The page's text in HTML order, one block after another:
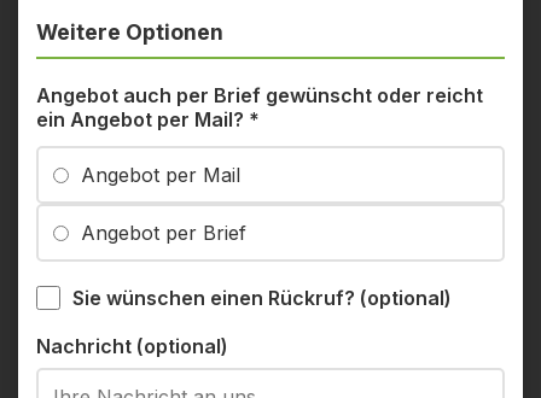
Weitere Optionen
Angebot auch per Brief gewünscht oder reicht
ein Angebot per Mail? *
Angebot per Mail
Angebot per Brief
Sie wünschen einen Rückruf? (optional)
Nachricht (optional)